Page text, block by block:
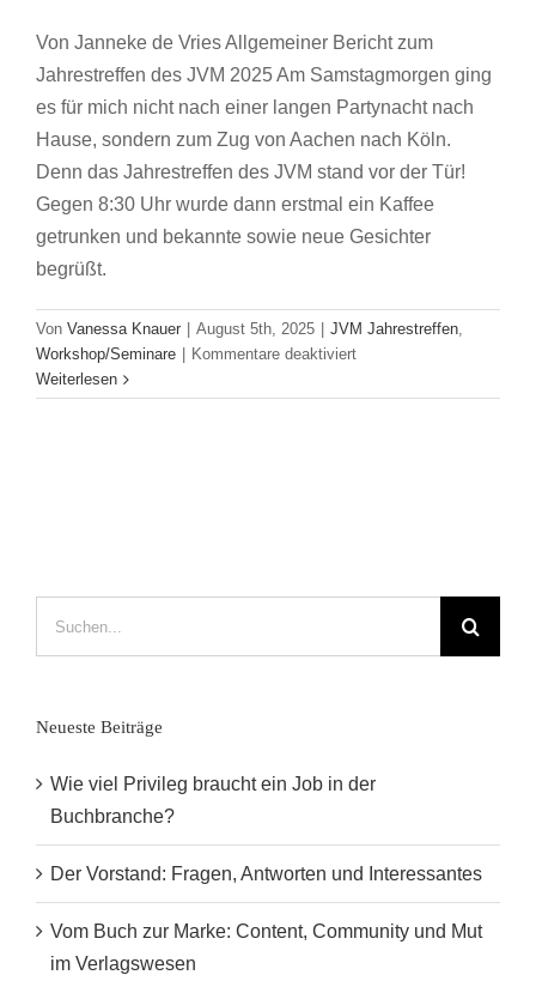
Von Janneke de Vries Allgemeiner Bericht zum
Jahrestreffen des JVM 2025 Am Samstagmorgen ging
es für mich nicht nach einer langen Partynacht nach
Hause, sondern zum Zug von Aachen nach Köln.
Denn das Jahrestreffen des JVM stand vor der Tür!
Gegen 8:30 Uhr wurde dann erstmal ein Kaffee
getrunken und bekannte sowie neue Gesichter
begrüßt.
Von Vanessa Knauer August 5th, 2025 JVM Jahrestreffen,
Workshop/Seminare
Kommentare deaktiviertfür
und
Weiterlesen
Neueste Beiträge
Wie viel Privileg braucht ein Job in der
Buchbranche?
Der Vorstand: Fragen, Antworten und Interessantes
Vom Buch zur Marke: Content, Community und Mut
im Verlagswesen